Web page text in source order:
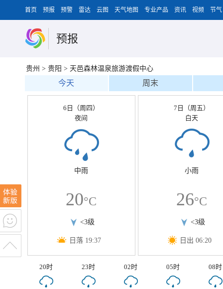
首页 预报 预警 雷达 云图 天气地图 专业产品 资讯 视频 节气
预报
贵州 > 贵阳 > 天邑森林温泉旅游渡假中心
今天 周末
6日（周四）
夜间
中雨
20°C
<3级
日落 19:37
7日（周五）
白天
小雨
26°C
<3级
日出 06:20
20时 23时 02时 05时 08时